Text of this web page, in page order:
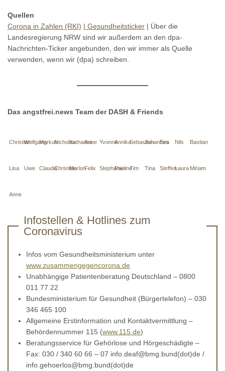
Quellen
Corona in Zahlen (RKI) | Gesundheitsticker | Über die
Landesregierung NRW sind wir außerdem an den dpa-
Nachrichten-Ticker angebunden, den wir immer als Quelle
verwenden, wenn wir (dpa) schreiben.
Das angstfrei.news Team der DASH & Friends
ChristianWolfgangMarkusNicholasKatharina
Anne YvonneAnnikaSebastianJohannes
Eva Nils Bastian
Lisa Uwe ClaudiaChristineMarlonFelix StephaniePaulineTim Tina SteffenLaura Miriam
Anne
Infostellen & Hotlines zum
Coronavirus
Infos vom Gesundheitsministerium unter
www.zusammengegencorona.de
Unabhängige Patientenberatung Deutschland – 0800
011 77 22
Bundesministerium für Gesundheit (Bürgertelefon) – 030
346 465 100
Allgemeine Erstinformation und Kontaktvermittlung –
Behördennummer 115 (www.115.de)
Beratungsservice für Gehörlose und Hörgeschädigte –
Fax: 030 / 340 60 66 – 07 info.deaf@bmg.bund(dot)de /
info.gehoerlos@bmg.bund(dot)de